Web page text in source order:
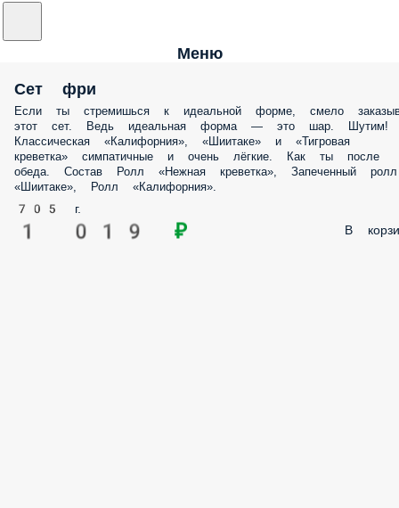
Меню
Сет фри
Если ты стремишься к идеальной форме, смело
этот сет. Ведь идеальная форма — это шар. Шутим!
Классическая «Калифорния», «Шиитаке» и «Тигровая
креветка» симпатичные и очень лёгкие. Как ты после
обеда. Состав Ролл «Нежная креветка», Запеченный ролл
«Шиитаке», Ролл «Калифорния».
705 г.
1 019 ₽ В